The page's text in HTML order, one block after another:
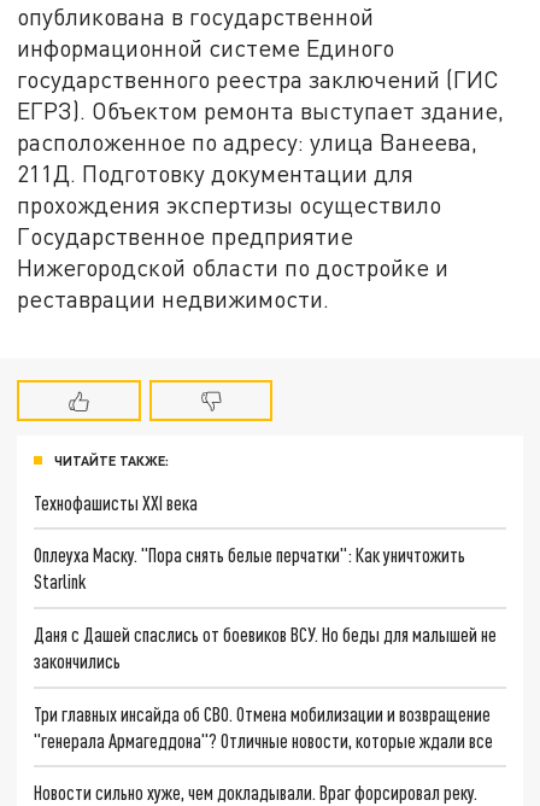
опубликована в государственной
информационной системе Единого
государственного реестра заключений (ГИС
ЕГРЗ). Объектом ремонта выступает здание,
расположенное по адресу: улица Ванеева,
211Д. Подготовку документации для
прохождения экспертизы осуществило
Государственное предприятие
Нижегородской области по достройке и
реставрации недвижимости.
ЧИТАЙТЕ ТАКЖЕ:
Технофашисты XXI века
Оплеуха Маску. "Пора снять белые перчатки": Как уничтожить
Starlink
Даня с Дашей спаслись от боевиков ВСУ. Но беды для малышей не
закончились
Три главных инсайда об СВО. Отмена мобилизации и возвращение
"генерала Армагеддона"? Отличные новости, которые ждали все
Новости сильно хуже, чем докладывали. Враг форсировал реку.